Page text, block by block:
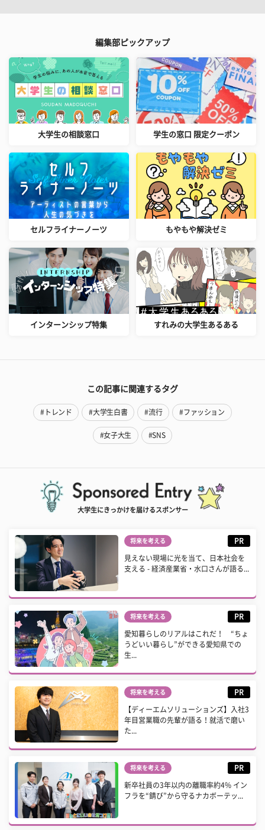
編集部ピックアップ
大学生の相談窓口 学生の窓口 限定クーポン
セルフライナーノーツ もやもや解決ゼミ
インターンシップ特集 すれみの大学生あるある
この記事に関連するタグ
#トレンド #大学生白書 #流行 #ファッション
#女子大生 #SNS
大学生にきっかけを届けるスポンサー
将来を考える PR
見えない現場に光を当て、日本社会を
支える - 経済産業省・水口さんが語る...
将来を考える PR
愛知暮らしのリアルはこれだ！ “ちょ
うどいい暮らし”ができる愛知県での
生...
将来を考える PR
【ディーエムソリューションズ】入社3
年目営業職の先輩が語る！就活で磨い
た...
将来を考える PR
新卒社員の3年以内の離職率約4% イン
フラを“錆び”から守るナカボーテッ...